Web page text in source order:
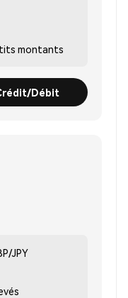
montants
Débit
JPY